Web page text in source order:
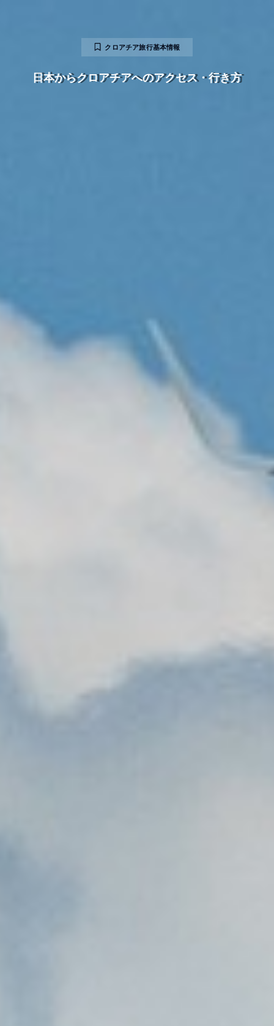
クロアチア旅行基本情報
日本からクロアチアへのアクセス・行き方